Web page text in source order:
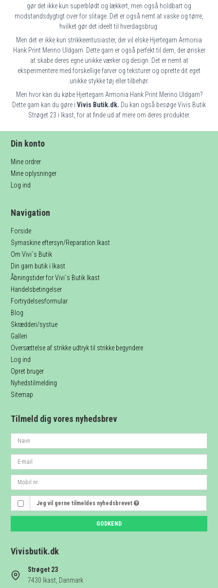
gør det ikke kun superblødt og lækkert, men også holdbart og
modstandsdygtigt over for slitage. Det er også nemt at vaske og tørre,
hvilket gør det ideelt til hverdagsbrug.
Men det er ikke kun strikkeentusiaster, der vil elske Hjertegarn Armonia
Hank Print Merino Uldgarn. Dette garn er også perfekt til dem, der ønsker
at skabe deres egne unikke værker og design. Det er nemt at
eksperimentere med forskellige farver og teksturer og oprette dit eget
unikke stykke tøj eller tilbehør.
Men hvor kan du købe Hjertegarn Armonia Hank Print Merino Uldgarn?
Dette garn kan du gøre i Vivis Butik.dk. Du kan også besøge Vivis Butik
Strøget 23 i Ikast, for at finde ud af mere om deres produkter.
Din konto
Mine ordrer
Mine oplysninger
Log ind
Navigation
Forside
Symaskine eftersyn/Reparation Ikast
Om Vivi`s Butik
Din garn butik i Ikast
Åbningstider for Vivi´s Butik Ikast
Handelsbetingelser
Fortrydelsesformular
Blog
Skrædderi/systue
Galleri
Oversættelse af strikke udtryk til strikke begyndere
Log ind
Opret bruger
Nyhedstilmelding
Sitemap
Tilmeld dig vores nyhedsbrev
Jeg vil gerne tilmeldes nyhedsbrevet
GODKEND
Vivisbutik.dk
Strøget 23
7430 Ikast, Danmark